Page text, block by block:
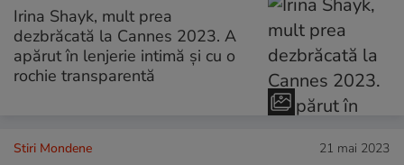
Irina Shayk, mult prea
dezbrăcată la Cannes 2023. A
apărut în lenjerie intimă și cu o
rochie transparentă
Stiri Mondene 21 mai 2023